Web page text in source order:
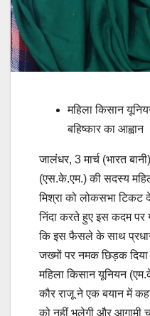
महिला किसान
बहिष्कार का आह्वान
जालंधर, 3 मार्च (भारत
(एस.के.एम.) की सदस्य
मिश्रा को लोकसभा
निंदा करते हुए इस कदम पर
कि इस फैसले के साथ
जख्मों पर नमक छिड़क दिया
महिला किसान यूनियन
कौर राजू ने एक बयान में
को नहीं भूलेगी और आगामी